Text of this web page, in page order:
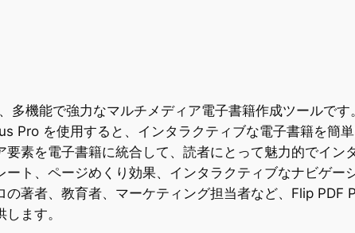
機能で強力なマルチメディア電子書籍作成ツールです
Pro を使用すると、インタラクティブな電子書籍を簡単
素を電子書籍に統合して、読者にとって魅力的でイン
ト、ページめくり効果、インタラクティブなナビゲー
著者、教育者、マーケティング担当者など、Flip PDF
ます。